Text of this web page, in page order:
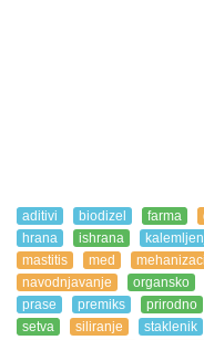
aditivi biodizel farma
hrana
ishrana
mastitis
med
navodnjavanje
organsko
prase
premiks prirodno
setva
siliranje staklenik